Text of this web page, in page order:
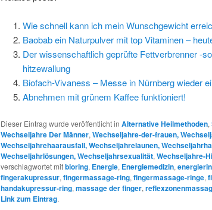
Wie schnell kann ich mein Wunschgewicht
Baobab ein Naturpulver mit top Vitaminen –
Der wissenschaftlich geprüfte Fettverbrenner -
hitzewallung
Biofach-Vivaness – Messe in Nürnberg wieder
Abnehmen mit grünem Kaffee funktioniert!
Dieser Eintrag wurde veröffentlicht in Alternative Heilmethoden,
Wechseljahre Der Männer, Wechseljahre-der-frauen,
Wechseljahrehaarausfall, Wechseljahrelaunen,
Wechseljahrlösungen, Wechseljahrsexualität, Wechseljahre-
verschlagwortet mitbioring, Energie, Energiemedizin,
fingerakupressur, fingermassage-ring, fingermassage-ringe,
handakupressur-ring, massage der finger,
Link zum Eintrag.